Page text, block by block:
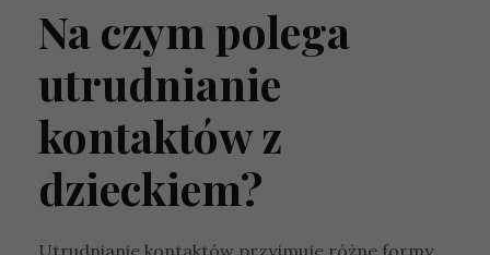
Na czym polega
utrudnianie
kontaktów z
dzieckiem?
Utrudnianie kontaktów przyjmuje różne formy.